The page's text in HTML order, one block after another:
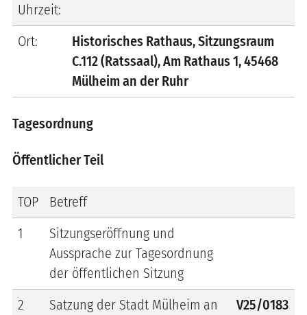
Uhrzeit:
Ort:
Historisches Rathaus, Sitzungsraum
C.112 (Ratssaal), Am Rathaus 1, 45468
Mülheim an der Ruhr
Tagesordnung
Öffentlicher Teil
TOP
Betreff
1
Sitzungseröffnung und
Aussprache zur Tagesordnung
der öffentlichen Sitzung
2
Satzung der Stadt Mülheim an
V25/0183